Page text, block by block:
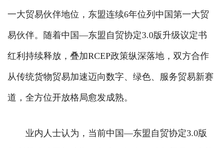
一大贸易伙伴地位，东盟连续6年位列中国第一大贸
易伙伴。随着中国—东盟自贸协定3.0版升级议定书
红利持续释放，叠加RCEP政策纵深落地，双方合作
从传统货物贸易加速迈向数字、绿色、服务贸易新赛
道，全方位开放格局愈发成熟。
业内人士认为，当前中国—东盟自贸协定3.0版